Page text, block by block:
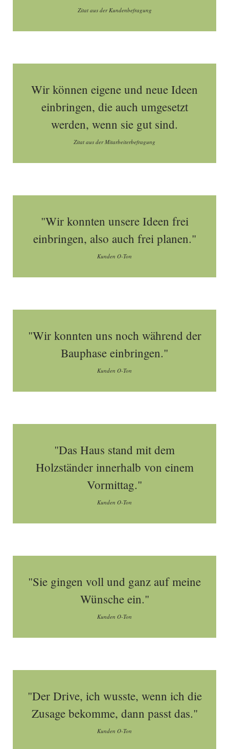
Zitat aus der Kundenbefragung
Wir können eigene und neue Ideen
einbringen, die auch umgesetzt
werden, wenn sie gut sind.
Zitat aus der Mitarbeiterbefragung
"Wir konnten unsere Ideen frei
einbringen, also auch frei planen."
Kunden O-Ton
"Wir konnten uns noch während der
Bauphase einbringen."
Kunden O-Ton
"Das Haus stand mit dem
Holzständer innerhalb von einem
Vormittag."
Kunden O-Ton
"Sie gingen voll und ganz auf meine
Wünsche ein."
Kunden O-Ton
"Der Drive, ich wusste, wenn ich die
Zusage bekomme, dann passt das."
Kunden O-Ton